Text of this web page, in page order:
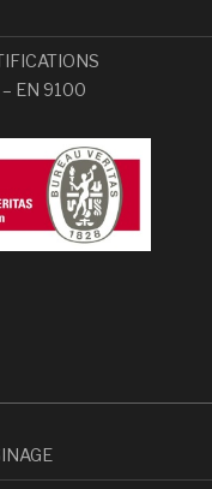
EN 9100